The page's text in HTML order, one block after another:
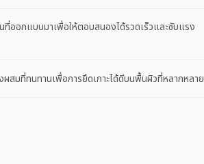
ออกแบบมาเพื่อให้ตอบสนองได้รวดเร็วและซับแรง
สมที่ทนทานเพื่อการยึดเกาะได้ดีบนพื้นผิวที่หลากหลาย